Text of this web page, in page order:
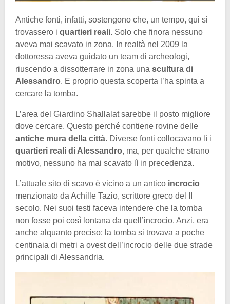
Antiche fonti, infatti, sostengono che, un tempo, qui si
trovassero i quartieri reali. Solo che finora nessuno
aveva mai scavato in zona. In realtà nel 2009 la
dottoressa aveva guidato un team di archeologi,
riuscendo a dissotterrare in zona una scultura di
Alessandro. E proprio questa scoperta l’ha spinta a
cercare la tomba.
L’area del Giardino Shallalat sarebbe il posto migliore
dove cercare. Questo perché contiene rovine delle
antiche mura della città. Diverse fonti collocavano lì i
quartieri reali di Alessandro, ma, per qualche strano
motivo, nessuno ha mai scavato lì in precedenza.
L’attuale sito di scavo è vicino a un antico incrocio
menzionato da Achille Tazio, scrittore greco del II
secolo. Nei suoi testi faceva intendere che la tomba
non fosse poi così lontana da quell’incrocio. Anzi, era
anche alquanto preciso: la tomba si trovava a poche
centinaia di metri a ovest dell’incrocio delle due strade
principali di Alessandria.